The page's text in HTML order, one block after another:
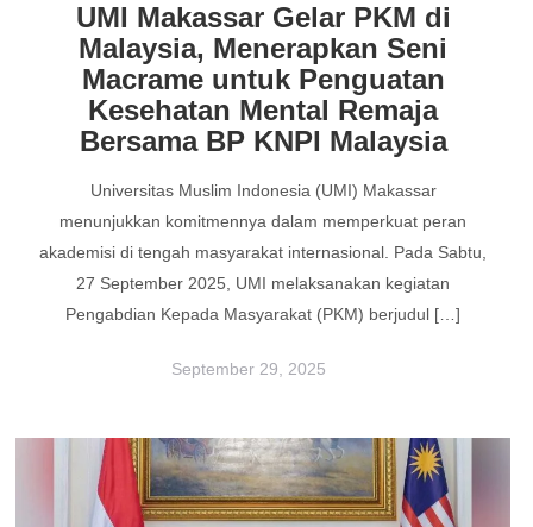
UMI Makassar Gelar PKM di
Malaysia, Menerapkan Seni
Macrame untuk Penguatan
Kesehatan Mental Remaja
Bersama BP KNPI Malaysia
Universitas Muslim Indonesia (UMI) Makassar
menunjukkan komitmennya dalam memperkuat peran
akademisi di tengah masyarakat internasional. Pada Sabtu,
27 September 2025, UMI melaksanakan kegiatan
Pengabdian Kepada Masyarakat (PKM) berjudul […]
September 29, 2025